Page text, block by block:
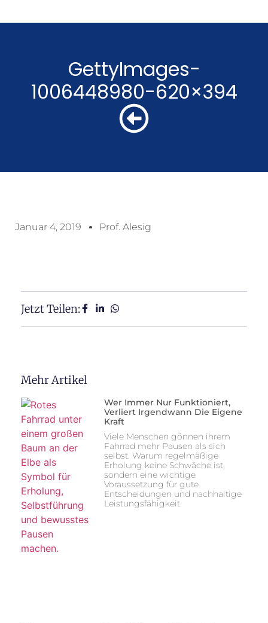
GettyImages-
1006448980-620×394
Januar 4, 2019 Prof. Alesig
Jetzt Teilen:
Mehr Artikel
Wer Immer Nur Funktioniert,
Verliert Irgendwann Die Eigene
Kraft
Viele Menschen gönnen ihrem
Fahrrad mehr Pausen als sich
selbst. Warum regelmäßige
Erholung keine Schwäche ist,
sondern eine wichtige
Voraussetzung für gute
Entscheidungen und nachhaltige
Leistungsfähigkeit.